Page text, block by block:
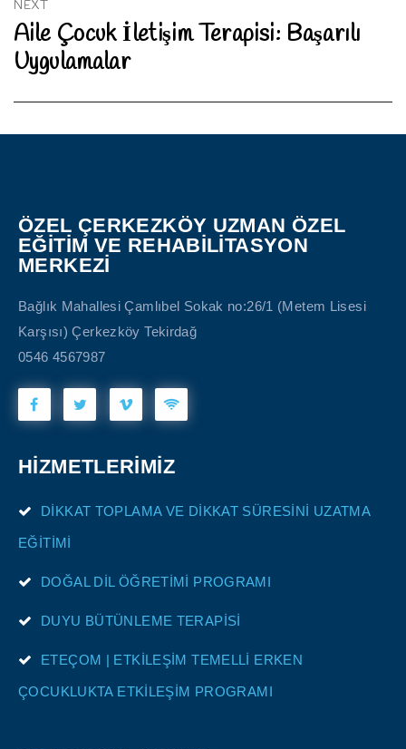
NEXT
Next
post:
Aile Çocuk İletişim Terapisi: Başarılı
Uygulamalar
ÖZEL ÇERKEZKÖY UZMAN ÖZEL
EĞİTİM VE REHABİLİTASYON
MERKEZİ
Bağlık Mahallesi Çamlıbel Sokak no:26/1 (Metem Lisesi
Karşısı) Çerkezköy Tekirdağ
0546 4567987
HİZMETLERİMİZ
DİKKAT TOPLAMA VE DİKKAT SÜRESİNİ UZATMA
EĞİTİMİ
DOĞAL DİL ÖĞRETİMİ PROGRAMI
DUYU BÜTÜNLEME TERAPİSİ
ETEÇOM | ETKİLEŞİM TEMELLİ ERKEN
ÇOCUKLUKTA ETKİLEŞİM PROGRAMI